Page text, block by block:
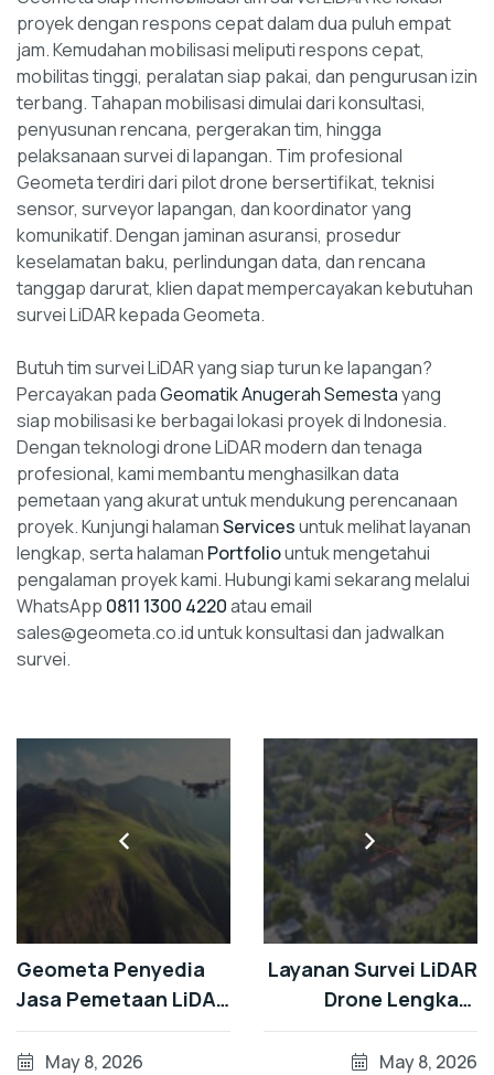
proyek dengan respons cepat dalam dua puluh empat
jam. Kemudahan mobilisasi meliputi respons cepat,
mobilitas tinggi, peralatan siap pakai, dan pengurusan izin
terbang. Tahapan mobilisasi dimulai dari konsultasi,
penyusunan rencana, pergerakan tim, hingga
pelaksanaan survei di lapangan. Tim profesional
Geometa terdiri dari pilot drone bersertifikat, teknisi
sensor, surveyor lapangan, dan koordinator yang
komunikatif. Dengan jaminan asuransi, prosedur
keselamatan baku, perlindungan data, dan rencana
tanggap darurat, klien dapat mempercayakan kebutuhan
survei LiDAR kepada Geometa.
Butuh tim survei LiDAR yang siap turun ke lapangan?
Percayakan padaGeomatik Anugerah Semestayang
siap mobilisasi ke berbagai lokasi proyek di Indonesia.
Dengan teknologi drone LiDAR modern dan tenaga
profesional, kami membantu menghasilkan data
pemetaan yang akurat untuk mendukung perencanaan
proyek. Kunjungi halamanServicesuntuk melihat layanan
lengkap, serta halaman Portfoliountuk mengetahui
pengalaman proyek kami. Hubungi kami sekarang melalui
WhatsApp 0811 1300 4220atau email
sales@geometa.co.id untuk konsultasi dan jadwalkan
survei.
Geometa Penyedia
Jasa Pemetaan LiDAR
Drone Profesional
May 8, 2026
Layanan Survei LiDAR
Drone Lengkap:
Perencanaan,
Penerbangan, hingga
May 8, 2026